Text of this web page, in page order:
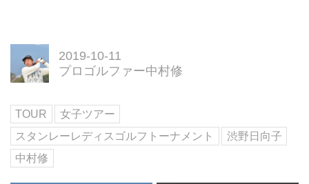
2019-10-11
プロゴルファー中村修
TOUR
女子ツアー
スタンレーレディスゴルフトーナメント
渋野日向子
中村修